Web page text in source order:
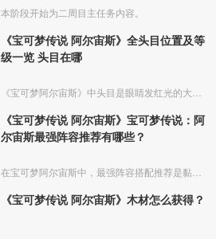
本阶段开始为二周目主任务内容。
《宝可梦传说 阿尔宙斯》全头目位置及等
级一览 头目在哪
《宝可梦传说 阿尔宙斯》宝可梦传说：阿
尔宙斯最强阵容推荐有哪些？
《宝可梦传说 阿尔宙斯》木材怎么获得？